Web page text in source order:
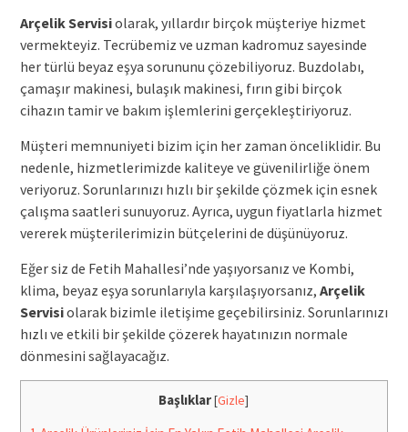
Arçelik Servisiolarak, yıllardır birçok müşteriye hizmet
vermekteyiz. Tecrübemiz ve uzman kadromuz sayesinde
her türlü beyaz eşya sorununu çözebiliyoruz. Buzdolabı,
çamaşır makinesi, bulaşık makinesi, fırın gibi birçok
cihazın tamir ve bakım işlemlerini gerçekleştiriyoruz.
Müşteri memnuniyeti bizim için her zaman önceliklidir. Bu
nedenle, hizmetlerimizde kaliteye ve güvenilirliğe önem
veriyoruz. Sorunlarınızı hızlı bir şekilde çözmek için esnek
çalışma saatleri sunuyoruz. Ayrıca, uygun fiyatlarla hizmet
vererek müşterilerimizin bütçelerini de düşünüyoruz.
Eğer siz de Fetih Mahallesi’nde yaşıyorsanız ve Kombi,
klima, beyaz eşya sorunlarıyla karşılaşıyorsanız, Arçelik
Servisiolarak bizimle iletişime geçebilirsiniz. Sorunlarınızı
hızlı ve etkili bir şekilde çözerek hayatınızın normale
dönmesini sağlayacağız.
Başlıklar[Gizle]